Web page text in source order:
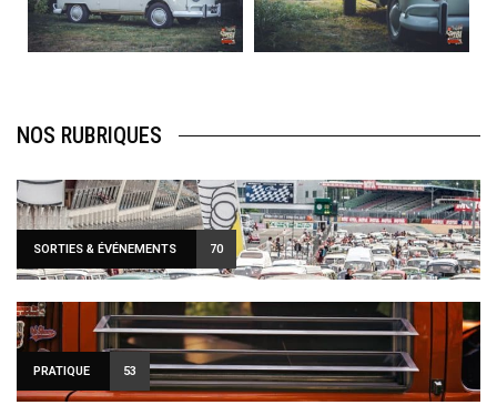
Sign Up to Our Newsletter
Août 10
120
0
Août 10
108
0
NOS RUBRIQUES
SORTIES & ÉVÉNEMENTS 70
PRATIQUE 53